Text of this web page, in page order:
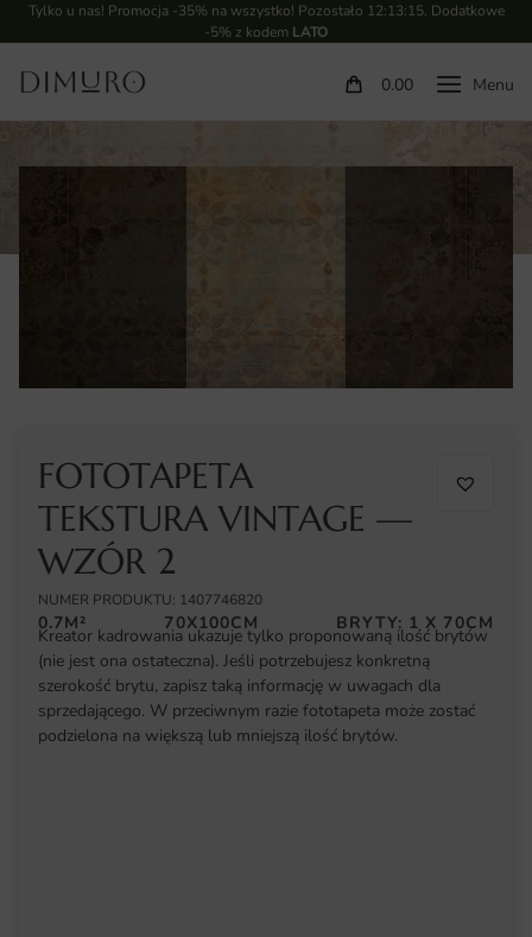
Tylko u nas! Promocja -35% na wszystko! Pozostało 12:13:14. Dodatkowe
-5% z kodem LATO
0.00
FOTOTAPETA
TEKSTURA VINTAGE —
WZÓR 2
NUMER PRODUKTU: 1407746820
0.7M² 70X100CM BRYTY: 1 X 70CM
Kreator kadrowania ukazuje tylko proponowaną ilość brytów
(nie jest ona ostateczna). Jeśli potrzebujesz konkretną
szerokość brytu, zapisz taką informację w uwagach dla
sprzedającego. W przeciwnym razie fototapeta może zostać
podzielona na większą lub mniejszą ilość brytów.